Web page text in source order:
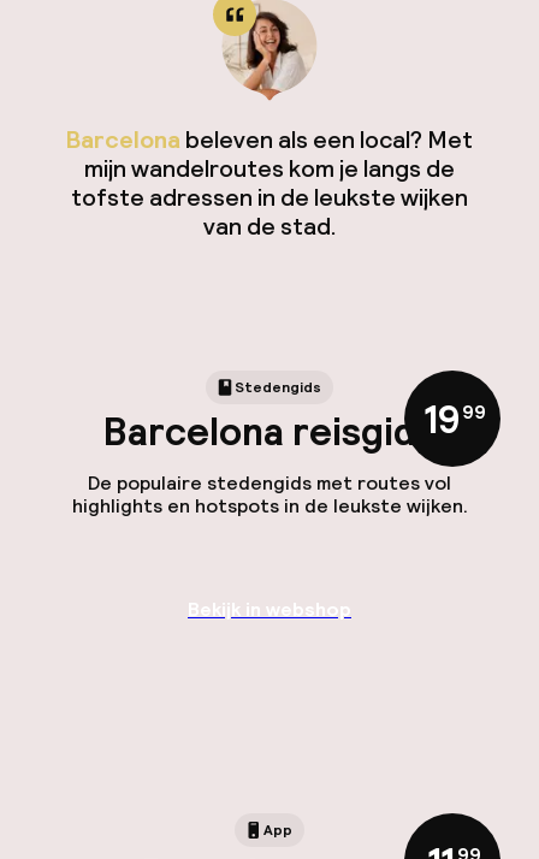
Barcelonabeleven als een local? Met
mijn wandelroutes kom je langs de
tofste adressen in de leukste wijken
van de stad.
Stedengids
Barcelona reisgids
De populaire stedengids met routes vol
highlights en hotspots in de leukste wijken.
19,99
Bekijk in webshop
App
,